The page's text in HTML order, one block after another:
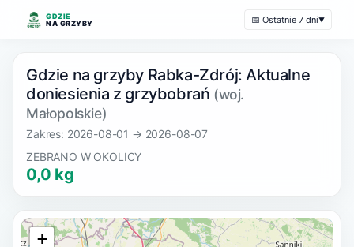
GDZIE
NA GRZYBY
📅 Ostatnie 7 dni▼
Gdzie na grzyby Rabka-Zdrój: Aktualne
doniesienia z grzybobrań (woj.
Małopolskie)
Zakres: 2026-08-01 → 2026-08-07
ZEBRANO W OKOLICY
0,0 kg
+